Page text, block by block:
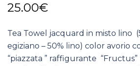
25.00€
Tea Towel jacquard in misto lino
egiziano – 50% lino) color avorio
“piazzata ” raffigurante